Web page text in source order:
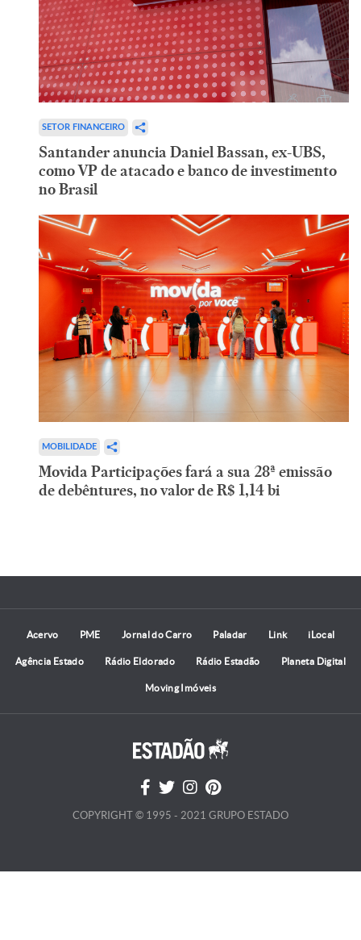
SETOR FINANCEIRO
Santander anuncia Daniel Bassan, ex-UBS,
como VP de atacado e banco de investimento
no Brasil
MOBILIDADE
Movida Participações fará a sua 28ª emissão
de debêntures, no valor de R$ 1,14 bi
Acervo PME Jornal do Carro Paladar Link iLocal
Agência Estado Rádio Eldorado Rádio Estadão Planeta Digital
Moving Imóveis
COPYRIGHT © 1995 - 2021 GRUPO ESTADO